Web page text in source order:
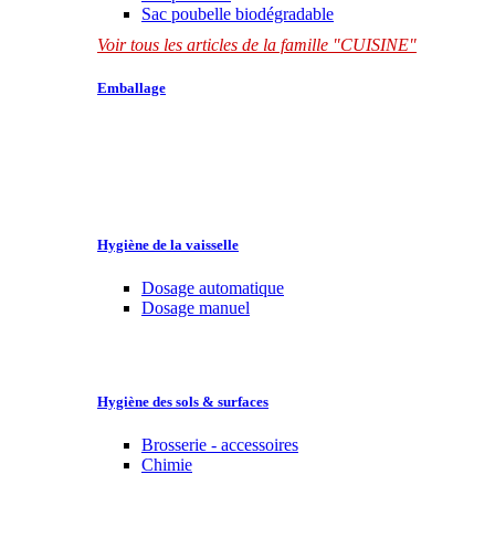
Sac poubelle biodégradable
Voir tous les articles de la famille "CUISINE"
Emballage
Hygiène de la vaisselle
Dosage automatique
Dosage manuel
Hygiène des sols & surfaces
Brosserie - accessoires
Chimie